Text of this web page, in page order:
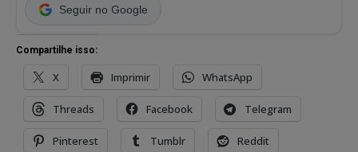
Seguir no Google
Compartilhe isso:
X Imprimir WhatsApp
Threads Facebook Telegram
Pinterest Tumblr Reddit